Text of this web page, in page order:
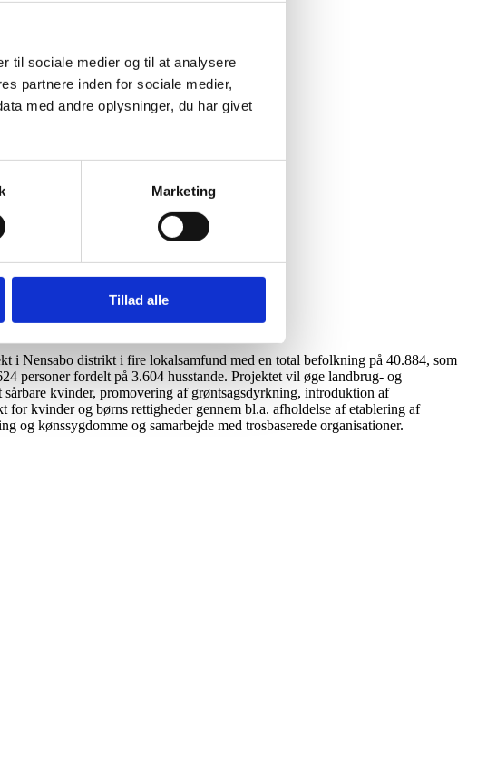
til sociale medier og til at analysere
partnere inden for sociale medier,
med andre oplysninger, du har givet
Marketing
Tillad alle
Project (NCLCEP)
Nensabo distrikt i fire lokalsamfund med en total befolkning på 40.884, som
personer fordelt på 3.604 husstande. Projektet vil øge landbrug- og
kvinder, promovering af grøntsagsdyrkning, introduktion af
kvinder og børns rettigheder gennem bl.a. afholdelse af etablering af
kønssygdomme og samarbejde med trosbaserede organisationer.